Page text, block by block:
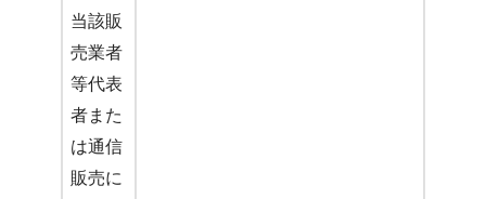
当該販
売業者
等代表
者また
は通信
販売に